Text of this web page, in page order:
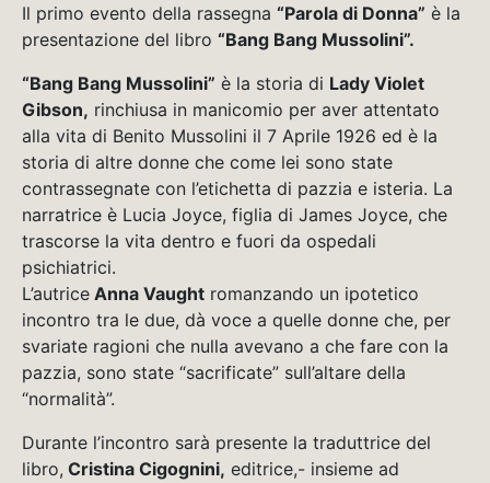
Il primo evento della rassegna “Parola di Donna” è la
presentazione del libro “Bang Bang Mussolini”.
“Bang Bang Mussolini” è la storia di Lady Violet
Gibson, rinchiusa in manicomio per aver attentato
alla vita di Benito Mussolini il 7 Aprile 1926 ed è la
storia di altre donne che come lei sono state
contrassegnate con l’etichetta di pazzia e isteria. La
narratrice è Lucia Joyce, figlia di James Joyce, che
trascorse la vita dentro e fuori da ospedali
psichiatrici.
L’autrice Anna Vaught romanzando un ipotetico
incontro tra le due, dà voce a quelle donne che, per
svariate ragioni che nulla avevano a che fare con la
pazzia, sono state “sacrificate” sull’altare della
“normalità”.
Durante l’incontro sarà presente la traduttrice del
libro, Cristina Cigognini, editrice,- insieme ad